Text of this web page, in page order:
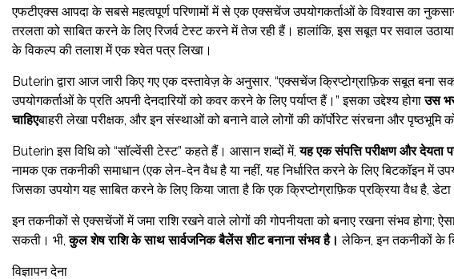
एफटीएक्स आपदा के सबसे महत्वपूर्ण परिणामों में से एक एक्सचेंज उपयोगकर्ताओं के विश्वास का
तरलता को साबित करने के लिए रिजर्व टेस्ट करने में तेज रही हैं। हालांकि, इस सबूत पर सवाल उठाया
के विकल्प की तलाश में एक श्वेत पत्र लिखा।
Buterin द्वारा आज जारी किए गए एक दस्तावेज़ के अनुसार, “एक्सचेंज क्रिप्टोग्राफ़िक सबूत
उपयोगकर्ताओं के प्रति अपनी देनदारियों को कवर करने के लिए पर्याप्त हैं।” इसका उद्देश्य होगाउस
चाहिएबाहरी लेखा परीक्षक, और इन संस्थाओं को बनाने वाले लोगों की कॉर्पोरेट संरचना और पृष्ठभूमि
Buterin इस विधि को “सॉल्वेंसी टेस्ट” कहते हैं। आसान शब्दों में,यह एक संपत्ति परीक्षण और देयता
नामक एक तकनीकी समाधान (एक लेन-देन वैध है या नहीं, यह निर्धारित करने के लिए बिटकॉइन में
जिसका उपयोग यह साबित करने के लिए किया जाता है कि एक क्रिप्टोग्राफ़िक प्रक्रिया वैध है,
इन तकनीकों से एक्सचेंजों में जमा राशि रखने वाले लोगों की गोपनीयता को बनाए रखना संभव होगा;
सकती। भी,कुल शेष राशि के साथ सार्वजनिक बैलेंस शीट बनाना संभव है।लेकिन, इन तकनीकों के
विज्ञापन देना